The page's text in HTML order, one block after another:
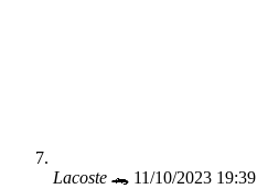
Lacoste 🐊 11/10/2023 19:39